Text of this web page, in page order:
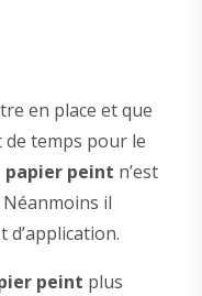
en place et que
de temps pour le
papier peint n’est
il
d’application.
peint plus